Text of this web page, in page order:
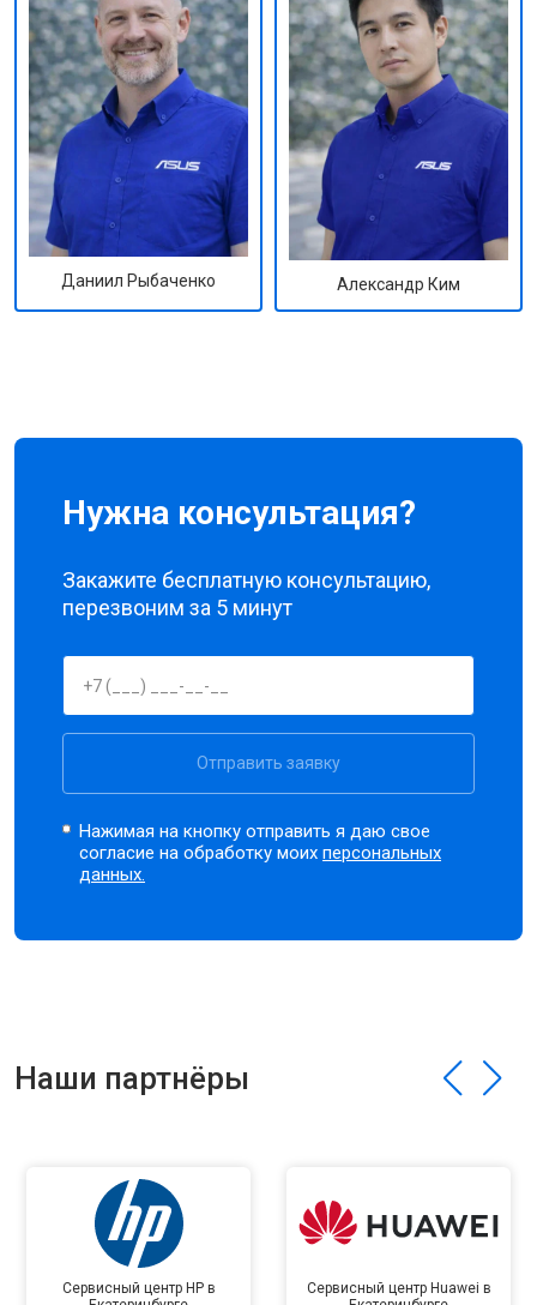
Даниил Рыбаченко Александр Ким
Нужна консультация?
Закажите бесплатную консультацию,
перезвоним за 5 минут
Отправить заявку
Нажимая на кнопку отправить я даю свое
согласие на обработку моихперсональных
данных.
Наши партнёры
Сервисный центр HP в
Сервисный центр Huawei в